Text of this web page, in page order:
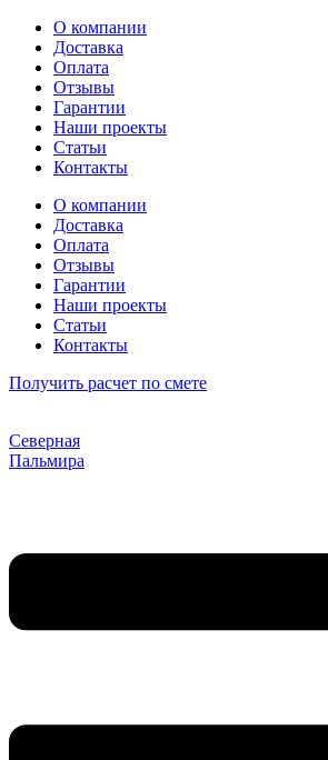
Перейти
содержимому
О компании
Доставка
Оплата
Отзывы
Гарантии
Наши проекты
Статьи
Контакты
О компании
Доставка
Оплата
Отзывы
Гарантии
Наши проекты
Статьи
Контакты
Получить расчет по смете
Северная
Пальмира